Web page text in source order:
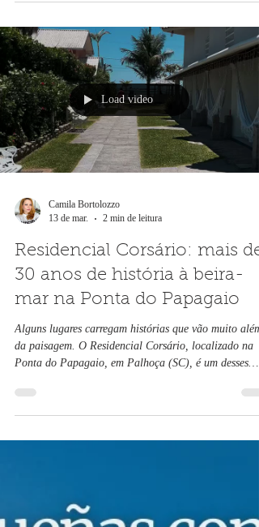
Localizado na Ponta do Papagaio, em Palhoça (SC),
Residencial Corsário é uma hospedagem à beira-mar
onde o tempo desacelera de verdade. Acordar com o
barulho das ondas, caminhar descalço na areia e ter o
horizonte azul como paisagem do dia, essas são as
experiências que os nossos hóspedes levam para
na memória. E é justamente por isso que temos uma
reclamação recorrente.
Load video
13 de mar.
2 min de leitura
Residencial Corsário: mais de
30 anos de história à beira-
mar na Ponta do Papagaio
memórias de muitas famílias.